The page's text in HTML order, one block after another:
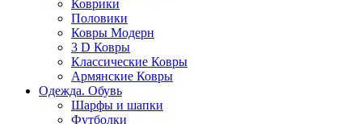
Коврики
Половики
Ковры Модерн
3 D Ковры
Классические Ковры
Армянские Ковры
Одежда. Обувь
Шарфы и шапки
Футболки